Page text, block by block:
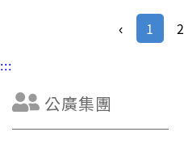
‹ 1 2
:::
公廣集團